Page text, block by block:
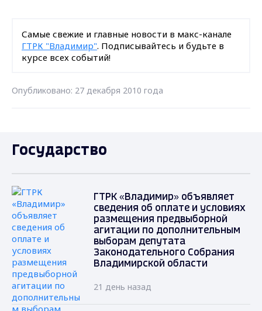
Самые свежие и главные новости в макс-канале
ГТРК "Владимир". Подписывайтесь и будьте в
курсе всех событий!
Опубликовано: 27 декабря 2010 года
Государство
ГТРК «Владимир» объявляет
сведения об оплате и условиях
размещения предвыборной
агитации по дополнительным
выборам депутата
Законодательного Собрания
Владимирской области
21 день назад